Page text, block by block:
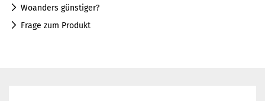
Woanders günstiger?
Frage zum Produkt